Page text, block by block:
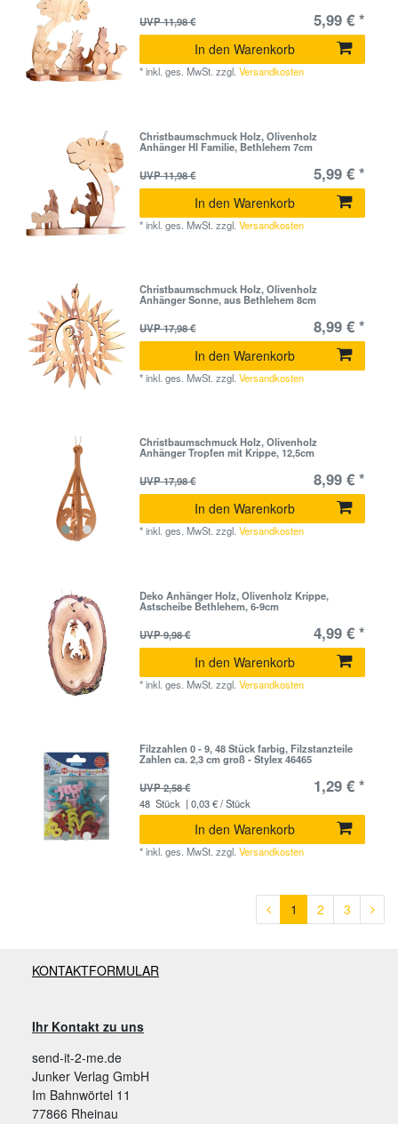
UVP 11,98 €
5,99 € *
In den Warenkorb
*inkl. ges. MwSt. zzgl.Versandkosten
Christbaumschmuck Holz, Olivenholz
Anhänger Hl Familie, Bethlehem 7cm
UVP 11,98 €
5,99 € *
In den Warenkorb
*inkl. ges. MwSt. zzgl.Versandkosten
Christbaumschmuck Holz, Olivenholz
Anhänger Sonne, aus Bethlehem 8cm
UVP 17,98 €
8,99 € *
In den Warenkorb
*inkl. ges. MwSt. zzgl.Versandkosten
Christbaumschmuck Holz, Olivenholz
Anhänger Tropfen mit Krippe, 12,5cm
UVP 17,98 €
8,99 € *
In den Warenkorb
*inkl. ges. MwSt. zzgl.Versandkosten
Deko Anhänger Holz, Olivenholz Krippe,
Astscheibe Bethlehem, 6-9cm
UVP 9,98 €
4,99 € *
In den Warenkorb
*inkl. ges. MwSt. zzgl.Versandkosten
Filzzahlen 0 - 9, 48 Stück farbig, Filzstanzteile
Zahlen ca. 2,3 cm groß - Stylex 46465
UVP 2,58 €
1,29 € *
48 Stück | 0,03 € / Stück
In den Warenkorb
*inkl. ges. MwSt. zzgl.Versandkosten
1 2 3
KONTAKTFORMULAR
Ihr Kontakt zu uns
send-it-2-me.de
Junker Verlag GmbH
Im Bahnwörtel 11
77866 Rheinau